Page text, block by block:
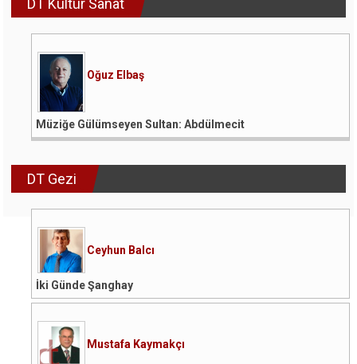
DT Kültür Sanat
Oğuz Elbaş
Müziğe Gülümseyen Sultan: Abdülmecit
DT Gezi
Ceyhun Balcı
İki Günde Şanghay
Mustafa Kaymakçı